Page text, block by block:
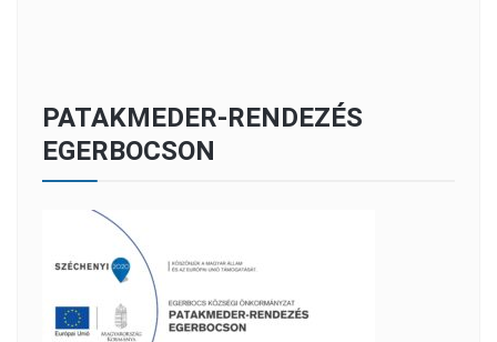
PATAKMEDER-RENDEZÉS
EGERBOCSON